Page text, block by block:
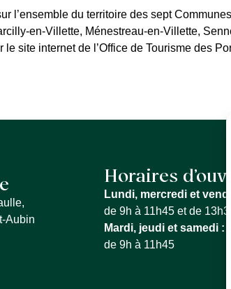
l’ensemble du territoire des sept Communes
en-Villette, Ménestreau-en-Villette,
site internet de l’Office de Tourisme des
Aubin
Horaires
Lundi, mercredi et
de 9h à 11h45 et de
Mardi, jeudi et samedi :
de 9h à 11h45